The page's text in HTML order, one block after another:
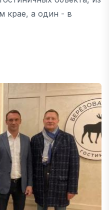
крае, а один - в